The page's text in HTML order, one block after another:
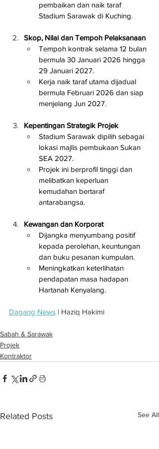
pembaikan dan naik taraf
Stadium Sarawak di Kuching.
Skop, Nilai dan Tempoh Pelaksanaan
Tempoh kontrak selama 12 bulan
bermula 30 Januari 2026 hingga
29 Januari 2027.
Kerja naik taraf utama dijadual
bermula Februari 2026 dan siap
menjelang Jun 2027.
Kepentingan Strategik Projek
Stadium Sarawak dipilih sebagai
lokasi majlis pembukaan Sukan
SEA 2027.
Projek ini berprofil tinggi dan
melibatkan keperluan
kemudahan bertaraf
antarabangsa.
Kewangan dan Korporat
Dijangka menyumbang positif
kepada perolehan, keuntungan
dan buku pesanan kumpulan.
Meningkatkan keterlihatan
pendapatan masa hadapan
Hartanah Kenyalang.
Dagang News | Haziq Hakimi
Sabah & Sarawak
Projek
Kontraktor
Related Posts See All